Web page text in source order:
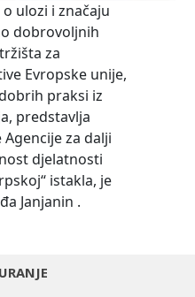
ulozi i značaju
dobrovoljnih
za
Evropske unije,
praksi iz
predstavlja
za dalji
djelatnosti
istakla, je
Janjanin .